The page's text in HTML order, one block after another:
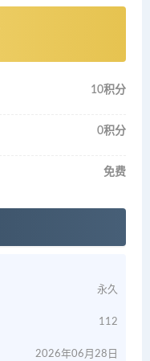
10积分
0积分
免费
永久
112
2026年06月28日